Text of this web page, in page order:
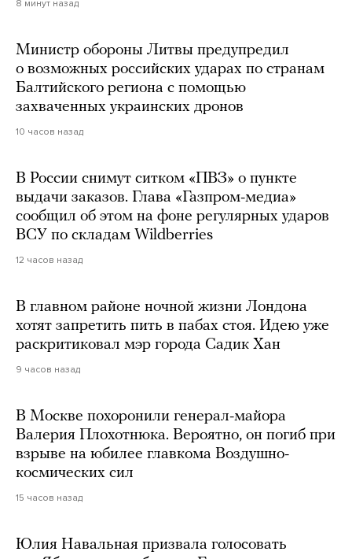
8 минут назад
Министр обороны Литвы предупредил
о возможных российских ударах по странам
Балтийского региона с помощью
захваченных украинских дронов
10 часов назад
В России снимут ситком «ПВЗ» о пункте
выдачи заказов. Глава «Газпром-медиа»
сообщил об этом на фоне регулярных ударов
ВСУ по складам Wildberries
12 часов назад
В главном районе ночной жизни Лондона
хотят запретить пить в пабах стоя. Идею уже
раскритиковал мэр города Садик Хан
9 часов назад
В Москве похоронили генерал-майора
Валерия Плохотнюка. Вероятно, он погиб при
взрыве на юбилее главкома Воздушно-
космических сил
15 часов назад
Юлия Навальная призвала голосовать